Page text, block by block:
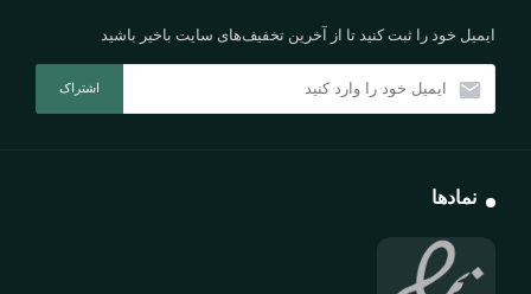
ایمیل خود را ثبت کنید تا از آخرین تخفیف‌های سایت باخیر باشید
نمادها